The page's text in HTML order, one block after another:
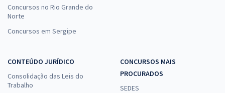
Concursos no Rio Grande do
Norte
Concursos em Sergipe
CONTEÚDO JURÍDICO
Consolidação das Leis do
Trabalho
CONCURSOS MAIS
PROCURADOS
SEDES